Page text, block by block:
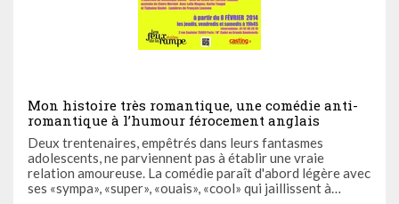
Mon histoire très romantique, une comédie anti-
romantique à l’humour férocement anglais
Deux trentenaires, empêtrés dans leurs fantasmes
adolescents, ne parviennent pas à établir une vraie
relation amoureuse. La comédie paraît d'abord légère avec
ses «sympa», «super», «ouais», «cool» qui jaillissent à